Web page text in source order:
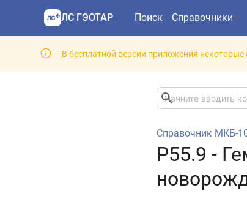
ЛС ГЭОТАР Поиск Справочники
В бесплатной версии приложения
Справочник МКБ-
P55.9 -